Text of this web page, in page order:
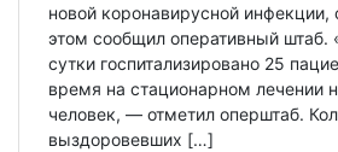
новой коронавирусной
этом сообщил оперативный штаб.
сутки госпитализировано 25
время на стационарном лечении
человек, — отметил оперштаб.
выздоровевших […]